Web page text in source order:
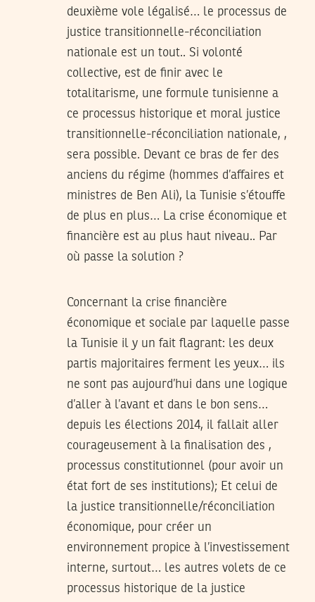
deuxième vole légalisé… le processus de
justice transitionnelle-réconciliation
nationale est un tout.. Si volonté
collective, est de finir avec le
totalitarisme, une formule tunisienne a
ce processus historique et moral justice
transitionnelle-réconciliation nationale, ,
sera possible. Devant ce bras de fer des
anciens du régime (hommes d’affaires et
ministres de Ben Ali), la Tunisie s’étouffe
de plus en plus… La crise économique et
financière est au plus haut niveau.. Par
où passe la solution ?
Concernant la crise financière
économique et sociale par laquelle passe
la Tunisie il y un fait flagrant: les deux
partis majoritaires ferment les yeux… ils
ne sont pas aujourd’hui dans une logique
d’aller à l’avant et dans le bon sens…
depuis les élections 2014, il fallait aller
courageusement à la finalisation des ,
processus constitutionnel (pour avoir un
état fort de ses institutions); Et celui de
la justice transitionnelle/réconciliation
économique, pour créer un
environnement propice à l’investissement
interne, surtout… les autres volets de ce
processus historique de la justice